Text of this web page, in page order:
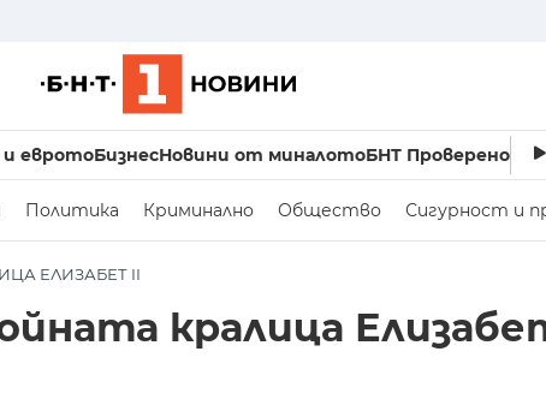
и евротоБизнесНовини от миналотоБНТ Проверено
Политика Криминално Общество Сигурност и
ЕЛИЗАБЕТ II
кралица